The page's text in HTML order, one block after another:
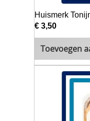
Huismerk
€ 3,50
Toevoegen